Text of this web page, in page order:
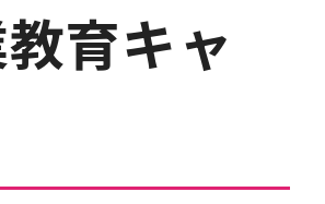
育キャ